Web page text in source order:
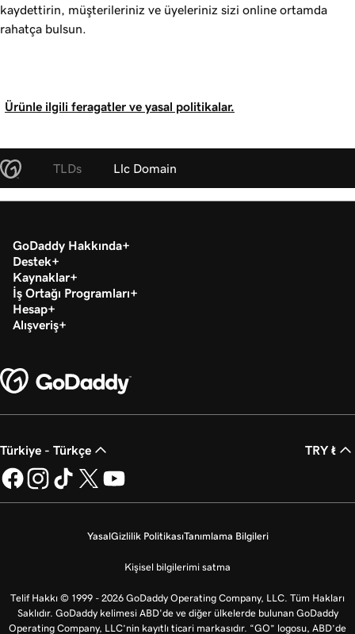
kaydettirin, müşterileriniz ve üyeleriniz sizi online ortamda
rahatça bulsun.
Ürünle ilgili feragatler ve yasal politikalar.
TLDs Llc Domain
GoDaddy Hakkında
Destek
Kaynaklar
İş Ortağı Programları
Hesap
Alışveriş
Türkiye - Türkçe TRY ₺
YasalGizlilik PolitikasıTanımlama Bilgileri
Kişisel bilgilerimi satma
Telif Hakkı © 1999 - 2026 GoDaddy Operating Company, LLC. Tüm Hakları
Saklıdır. GoDaddy kelimesi ABD'de ve diğer ülkelerde bulunan GoDaddy
Operating Company, LLC’nin kayıtlı ticari markasıdır. “GO” logosu, ABD’de